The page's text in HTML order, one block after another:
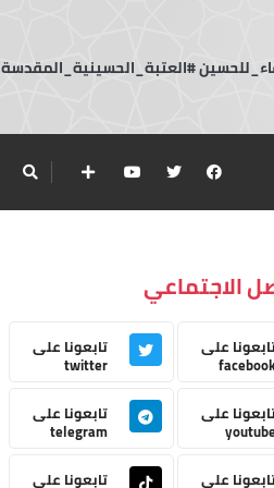
#العتبة_الحسينية_المقدسة
الاجتماعي
على تابعونا على
twitter
على
تابعونا على
telegram
على
تابعونا على